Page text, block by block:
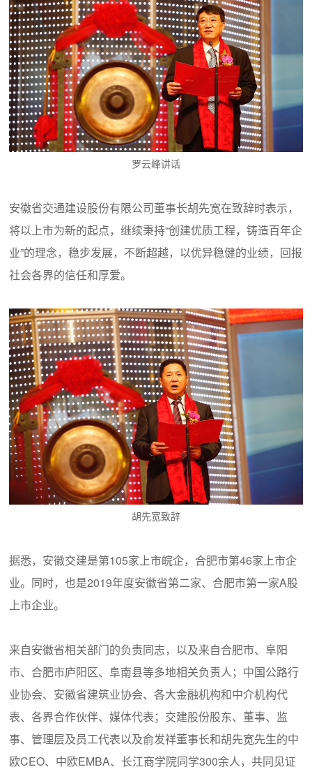
罗云峰讲话
安徽省交通建设股份有限公司董事长胡先宽在致辞时表示，
将以上市为新的起点，继续秉持“创建优质工程，铸造百年企
业”的理念，稳步发展，不断超越，以优异稳健的业绩，回报
社会各界的信任和厚爱。
胡先宽致辞
据悉，安徽交建是第105家上市皖企，合肥市第46家上市企
业。同时，也是2019年度安徽省第二家、合肥市第一家A股
上市企业。
来自安徽省相关部门的负责同志，以及来自合肥市、阜阳
市、合肥市庐阳区、阜南县等多地相关负责人；中国公路行
业协会、安徽省建筑业协会、各大金融机构和中介机构代
表、各界合作伙伴、媒体代表；交建股份股东、董事、监
事、管理层及员工代表以及俞发祥董事长和胡先宽先生的中
欧CEO、中欧EMBA、长江商学院同学300余人，共同见证